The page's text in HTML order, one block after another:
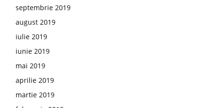
septembrie 2019
august 2019
iulie 2019
iunie 2019
mai 2019
aprilie 2019
martie 2019